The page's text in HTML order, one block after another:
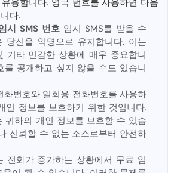
용합니다. 영국 번호를 사용하면 다음
다.
시 SMS 번호 임시 SMS를 받을 수
당신을 익명으로 유지합니다. 이는
기타 민감한 상황에 매우 중요합니
를 공개하고 싶지 않을 수도 있습니
화번호와 일회용 전화번호를 사용하
인 정보를 보호하기 위한 것입니다.
귀하의 개인 정보를 보호할 수 있습
신뢰할 수 없는 소스로부터 안전하
전화가 증가하는 상황에서 무료 임